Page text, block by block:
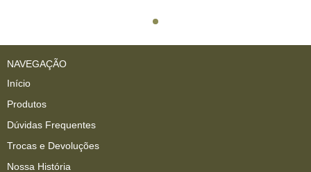
NAVEGAÇÃO
Início
Produtos
Dúvidas Frequentes
Trocas e Devoluções
Nossa História